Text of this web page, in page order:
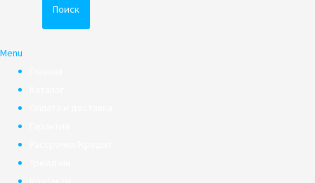
Поиск
Menu